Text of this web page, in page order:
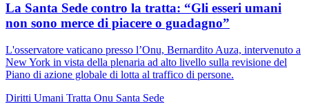
La Santa Sede contro la tratta: “Gli esseri umani
non sono merce di piacere o guadagno”
L'osservatore vaticano presso l’Onu, Bernardito Auza, intervenuto a
New York in vista della plenaria ad alto livello sulla revisione del
Piano di azione globale di lotta al traffico di persone.
Diritti Umani Tratta Onu Santa Sede